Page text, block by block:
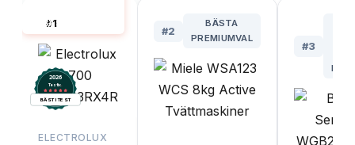
BÄST I TEST
#1
2026
Testix.
BÄST I TEST
ELECTROLUX
#2
BÄSTA
PREMIUMVAL
#3